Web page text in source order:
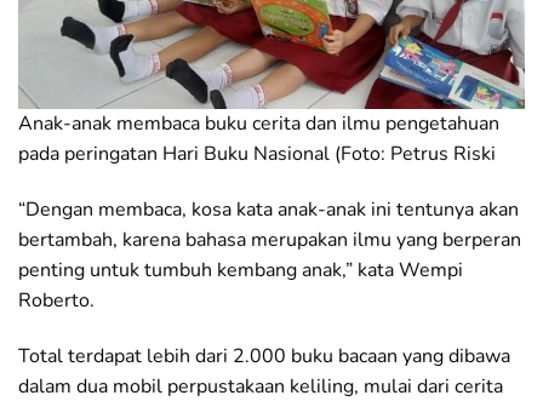
Anak-anak membaca buku cerita dan ilmu pengetahuan
pada peringatan Hari Buku Nasional (Foto: Petrus Riski
“Dengan membaca, kosa kata anak-anak ini tentunya akan
bertambah, karena bahasa merupakan ilmu yang berperan
penting untuk tumbuh kembang anak,” kata Wempi
Roberto.
Total terdapat lebih dari 2.000 buku bacaan yang dibawa
dalam dua mobil perpustakaan keliling, mulai dari cerita